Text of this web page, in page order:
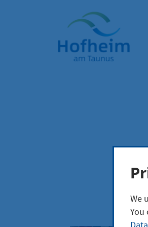
Home"
We
You